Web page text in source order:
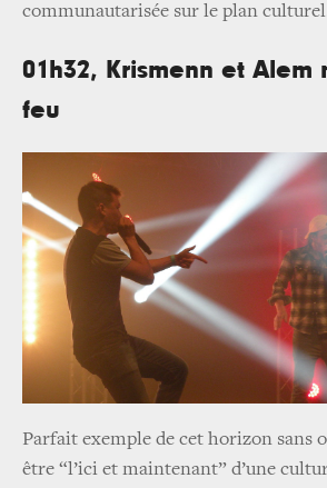
communautarisée sur le plan
01h32, Krismenn et Alem
feu
Parfait exemple de cet horizon sans
être “l’ici et maintenant” d’une